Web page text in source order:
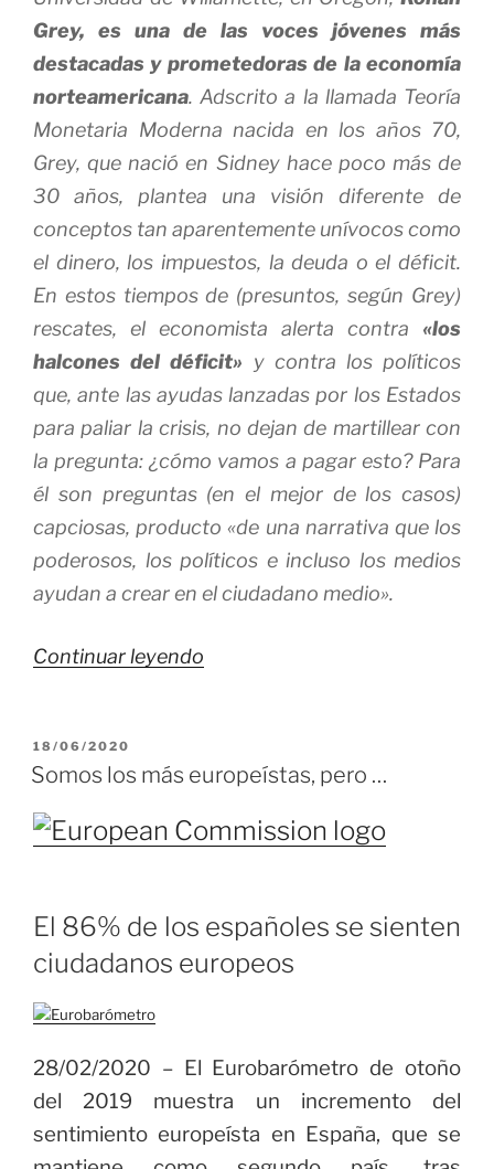
Grey, es una de las voces jóvenes más
destacadas y prometedoras de la economía
norteamericana. Adscrito a la llamada Teoría
Monetaria Moderna nacida en los años 70,
Grey, que nació en Sidney hace poco más de
30 años, plantea una visión diferente de
conceptos tan aparentemente unívocos como
el dinero, los impuestos, la deuda o el déficit.
En estos tiempos de (presuntos, según Grey)
rescates, el economista alerta contra «los
halcones del déficit» y contra los políticos
que, ante las ayudas lanzadas por los Estados
para paliar la crisis, no dejan de martillear con
la pregunta: ¿cómo vamos a pagar esto? Para
él son preguntas (en el mejor de los casos)
capciosas, producto «de una narrativa que los
poderosos, los políticos e incluso los medios
ayudan a crear en el ciudadano medio».
Continuar leyendo
¡es
el
dinero,
o
es
el
PUBLICADO
EL
18/06/2020
Somos los más europeístas, pero …
El 86% de los españoles se sienten
ciudadanos europeos
28/02/2020 – El Eurobarómetro de otoño
del 2019 muestra un incremento del
sentimiento europeísta en España, que se